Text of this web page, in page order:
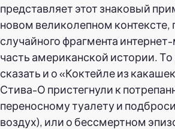
представляет этот знаковый
новом великолепном контексте,
случайного фрагмента
часть американской истории.
сказать и о «Коктейле из
Стива-О пристегнули к
переносному туалету и
воздух), или о бессмертном